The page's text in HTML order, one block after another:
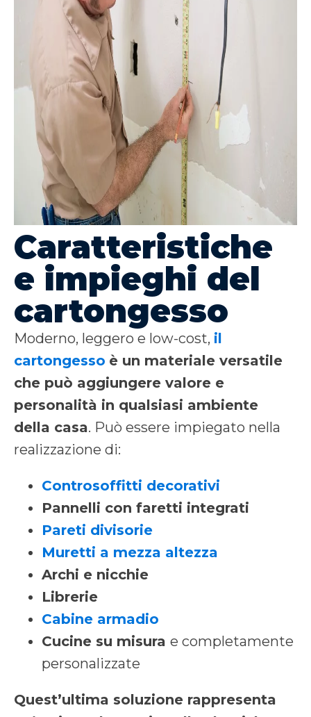
Caratteristiche
e impieghi del
cartongesso
Moderno, leggero e low-cost, il
cartongesso è un materiale versatile
che può aggiungere valore e
personalità in qualsiasi ambiente
della casa. Può essere impiegato nella
realizzazione di:
Controsoffitti decorativi
Pannelli con faretti integrati
Pareti divisorie
Muretti a mezza altezza
Archi e nicchie
Librerie
Cabine armadio
Cucine su misura e completamente
personalizzate
Quest’ultima soluzione rappresenta